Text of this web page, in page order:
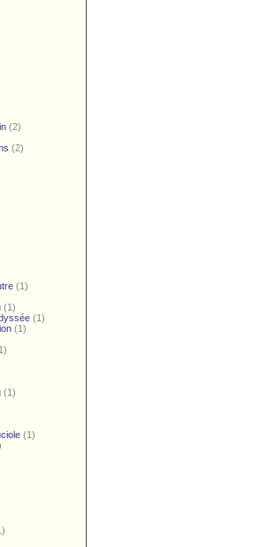
(2)
(2)
(1)
(1)
(1)
(1)
(1)
(1)